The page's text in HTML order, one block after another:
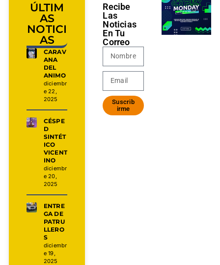
ÚLTIM
AS
NOTICI
AS
CARAV
ANA
DEL
ANIMO
diciembr
e 22,
2025
CÉSPE
D
SINTÉT
ICO
VICENT
INO
diciembr
e 20,
2025
ENTRE
GA DE
PATRU
LLERO
S
diciembr
e 19,
2025
Recibe
Las
Noticias
En Tu
Correo
Suscrib
irme